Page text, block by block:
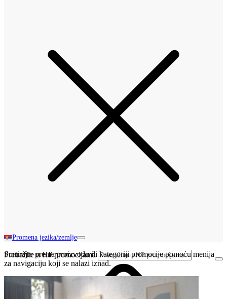
Promena jezika/zemlje
Pretražite u HP promocijama
Sortirajte prema proizvodu ili kategoriji promocije pomoću menija
za navigaciju koji se nalazi iznad.